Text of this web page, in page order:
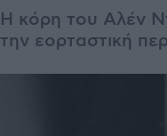
Η κόρη του Αλέν
την εορταστική